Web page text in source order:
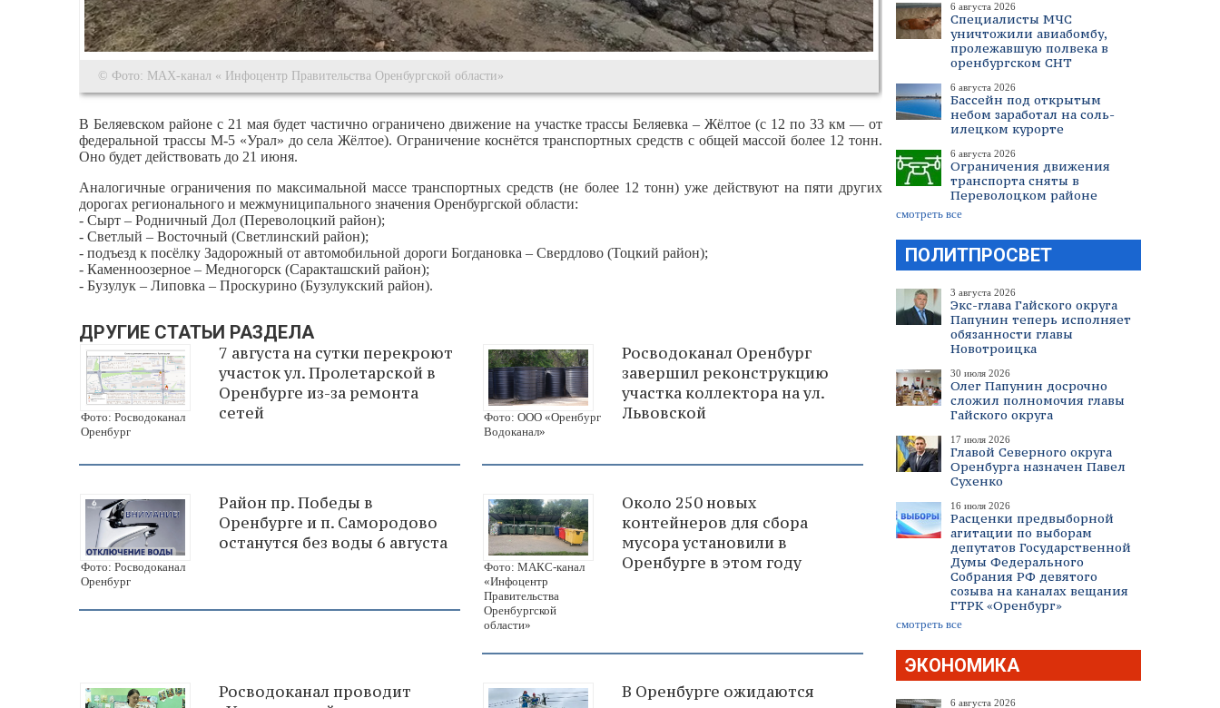
6 августа 2026
Специалисты МЧС
уничтожили авиабомбу,
пролежавшую полвека в
оренбургском СНТ
6 августа 2026
Бассейн под открытым
небом заработал на соль-
илецком курорте
6 августа 2026
Ограничения движения
транспорта сняты в
Переволоцком районе
смотреть все
ПОЛИТПРОСВЕТ
3 августа 2026
Экс-глава Гайского округа
Папунин теперь исполняет
обязанности главы
Новотроицка
30 июля 2026
Олег Папунин досрочно
сложил полномочия главы
Гайского округа
17 июля 2026
Главой Северного округа
Оренбурга назначен Павел
Сухенко
16 июля 2026
Расценки предвыборной
агитации по выборам
депутатов Государственной
Думы Федерального
Собрания РФ девятого
созыва на каналах вещания
ГТРК «Оренбург»
смотреть все
ЭКОНОМИКА
6 августа 2026
© Фото: МАХ-канал « Инфоцентр Правительства Оренбургской области»
В Беляевском районе с 21 мая будет частично ограничено движение на участке трассы Беляевка – Жёлтое (с 12 по 33 км — от
федеральной трассы М‑5 «Урал» до села Жёлтое). Ограничение коснётся транспортных средств с общей массой более 12 тонн.
Оно будет действовать до 21 июня.
Аналогичные ограничения по максимальной массе транспортных средств (не более 12 тонн) уже действуют на пяти других
дорогах регионального и межмуниципального значения Оренбургской области:
- Сырт – Родничный Дол (Переволоцкий район);
- Светлый – Восточный (Светлинский район);
- подъезд к посёлку Задорожный от автомобильной дороги Богдановка – Свердлово (Тоцкий район);
- Каменноозерное – Медногорск (Саракташский район);
- Бузулук – Липовка – Проскурино (Бузулукский район).
ДРУГИЕ СТАТЬИ РАЗДЕЛА
Фото: Росводоканал
Оренбург
7 августа на сутки перекроют
участок ул. Пролетарской в
Оренбурге из-за ремонта
сетей
Фото: ООО «Оренбург
Водоканал»
Росводоканал Оренбург
завершил реконструкцию
участка коллектора на ул.
Львовской
Фото: Росводоканал
Оренбург
Район пр. Победы в
Оренбурге и п. Самородово
останутся без воды 6 августа
Фото: МАКС-канал
«Инфоцентр
Правительства
Оренбургской
области»
Около 250 новых
контейнеров для сбора
мусора установили в
Оренбурге в этом году
Росводоканал проводит
В Оренбурге ожидаются